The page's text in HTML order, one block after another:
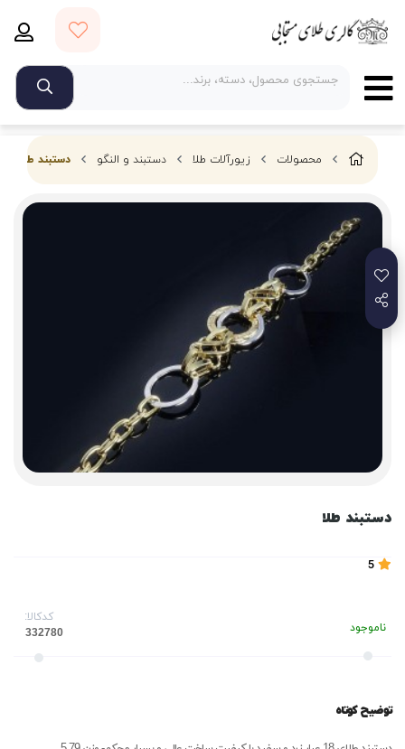
محصولات زیورآلات طلا دستبند و النگو دستبند طلا
دستبند طلا
ناموجود
کدکالا:
توضیح کوتاه